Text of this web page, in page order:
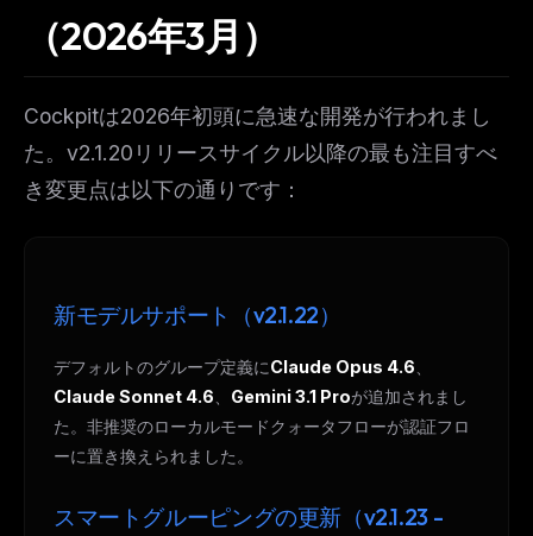
（2026年3月）
Cockpitは2026年初頭に急速な開発が行われまし
た。v2.1.20リリースサイクル以降の最も注目すべ
き変更点は以下の通りです：
新モデルサポート（v2.1.22）
デフォルトのグループ定義にClaude Opus 4.6
Claude Sonnet 4.6
Gemini 3.1 Proが追加されまし
た。非推奨のローカルモードクォータフローが認証フロ
ーに置き換えられました。
スマートグルーピングの更新（v2.1.23 -